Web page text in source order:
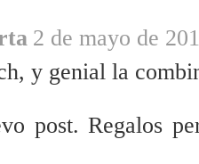
2 de mayo de
y genial la
post. Regalos